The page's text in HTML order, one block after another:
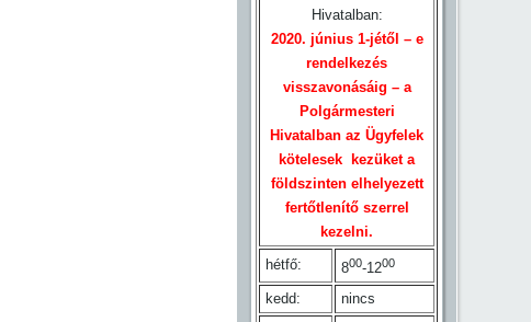
Hivatalban:
2020. június 1-jétől – e
rendelkezés
visszavonásáig – a
Polgármesteri
Hivatalban az Ügyfelek
kötelesek kezüket a
földszinten elhelyezett
fertőtlenítő szerrel
kezelni.
hétfő:
800-1200
kedd: nincs